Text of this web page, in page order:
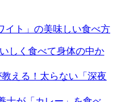
イト」の美味しい食べ方
しく食べて身体の中か
える！太らない「深夜